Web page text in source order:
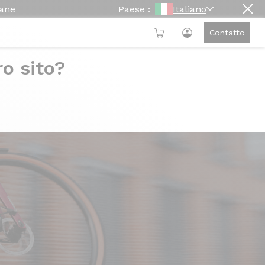
Paese : Italiano
Contatto
sito?